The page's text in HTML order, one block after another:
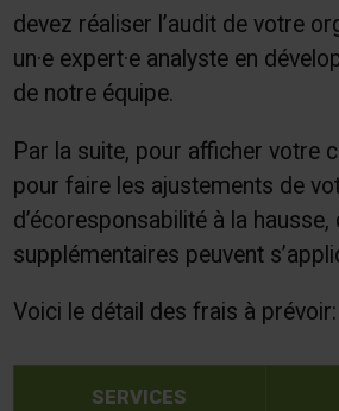
devez réaliser l’audit de votre
un·e expert·e analyste en
de notre équipe.
Par la suite, pour afficher votre
pour faire les ajustements de
d’écoresponsabilité à la
supplémentaires peuvent
Voici le détail des frais à prévoir:
SERVICES